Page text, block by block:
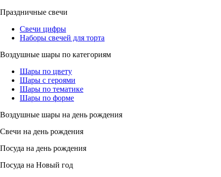
Праздничные свечи
Свечи цифры
Наборы свечей для торта
Воздушные шары по категориям
Шары по цвету
Шары с героями
Шары по тематике
Шары по форме
Воздушные шары на день рождения
Свечи на день рождения
Посуда на день рождения
Посуда на Новый год